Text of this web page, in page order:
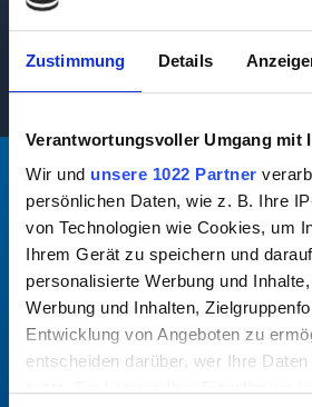
Zustimmung Details
Verantwortungsvoller Umgang mit
Wir und unsere 1022 Partner
persönlichen Daten, wie z. B. Ihre
von Technologien wie Cookies, um
Ihrem Gerät zu speichern und
personalisierte Werbung und
Werbung und Inhalten,
Entwicklung von Angeboten zu
entscheiden darüber, wer Ihre
IM
NEWS/